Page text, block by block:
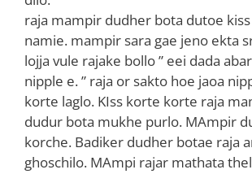
raja mampir dudher bota dutoe
namie. mampir sara gae jeno ekta
lojja vule rajake bollo ” eei dada
nipple e. ” raja or sakto hoe jaoa
korte laglo. KIss korte korte raja
dudur bota mukhe purlo. MAmpir
korche. Badiker dudher botae raja
ghoschilo. MAmpi rajar mathata